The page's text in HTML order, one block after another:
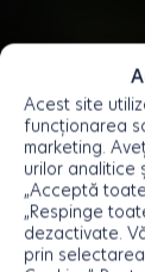
Acest site
funcționarea
marketing.
urilor analitice
„Acceptă
„Respinge
dezactivate.
prin